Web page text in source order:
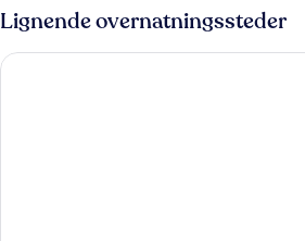
Lignende overnatningssteder
The Tony Hotel South Beach